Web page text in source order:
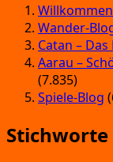
Willkommen
Wander-
Catan – Das
Aarau –
(7.835)
Spiele-Blog
Stichworte